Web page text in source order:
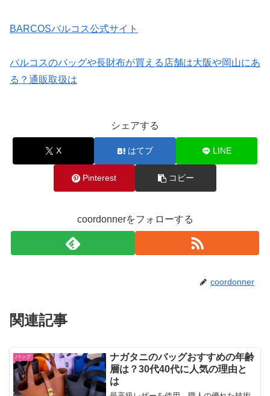
BARCOSバルコス公式サイト
バルコスのバッグや長財布が買える店舗は大阪や岡山にあ
る？通販取扱は
シェアする
X はてブ LINE
Pinterest コピー
coordonnerをフォローする
coordonner
関連記事
バッグ
ナガタニのバッグおすすめの年齢
層は？30代40代に人気の理由と
は